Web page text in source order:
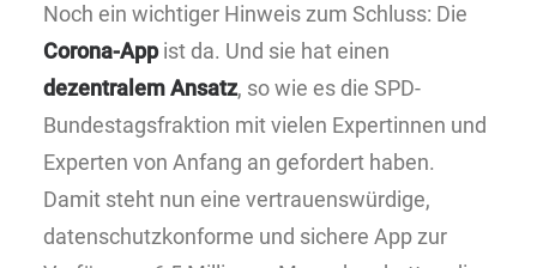
Noch ein wichtiger Hinweis zum Schluss: Die
Corona-Appist da. Und sie hat einen
dezentralem Ansatz, so wie es die SPD-
Bundestagsfraktion mit vielen Expertinnen und
Experten von Anfang an gefordert haben.
Damit steht nun eine vertrauenswürdige,
datenschutzkonforme und sichere App zur